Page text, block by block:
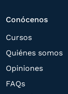
estas
oferta de
a su
Conócenos
Cursos
Quiénes somos
Opiniones
FAQs